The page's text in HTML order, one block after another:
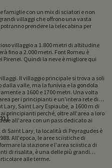
famiglie con un mix di sciatori e non
villaggi che offrono una vasta
prendere la telecabina per
villaggio a 1.800 metri di altitudine
fino a 2.000 metri. Font Romeu è
Quindi la neve è migliore qui
Il villaggio principale si trova a soli
dalla valle, ma la funivia e la gondola
a 1600 e 1700 metri. Una volta
per i principianti e un'intera rete di
Saint Lary Espiaube, a 1600 m di
principianti perché, oltre all'area a loro
all'area con un pass dedicato ai
Saint Lary, la località di Peyragudes è
di
la stazione e l'area sciistica di
di risalita, è una delle più grandi
alle terme.